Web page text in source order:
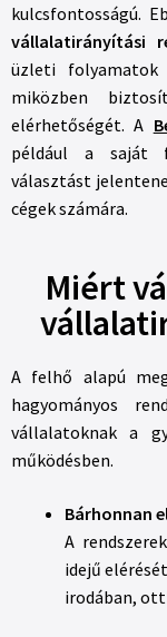
kulcsfontosságú.
vállalatirányítási
üzleti folyamatok
miközben
elérhetőségét. A
például a saját
választást
cégek számára.
Miért
A felhő alapú
hagyományos
vállalatoknak a
működésben.
Bárhonnan
A
idejű
irodában,